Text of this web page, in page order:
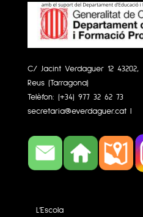
C/ Jacint Verdaguer 12 43202,
Reus (Tarragona)
Telèfon: (+34) 977 32 62 73
secretaria@everdaguer.cat
L’Escola